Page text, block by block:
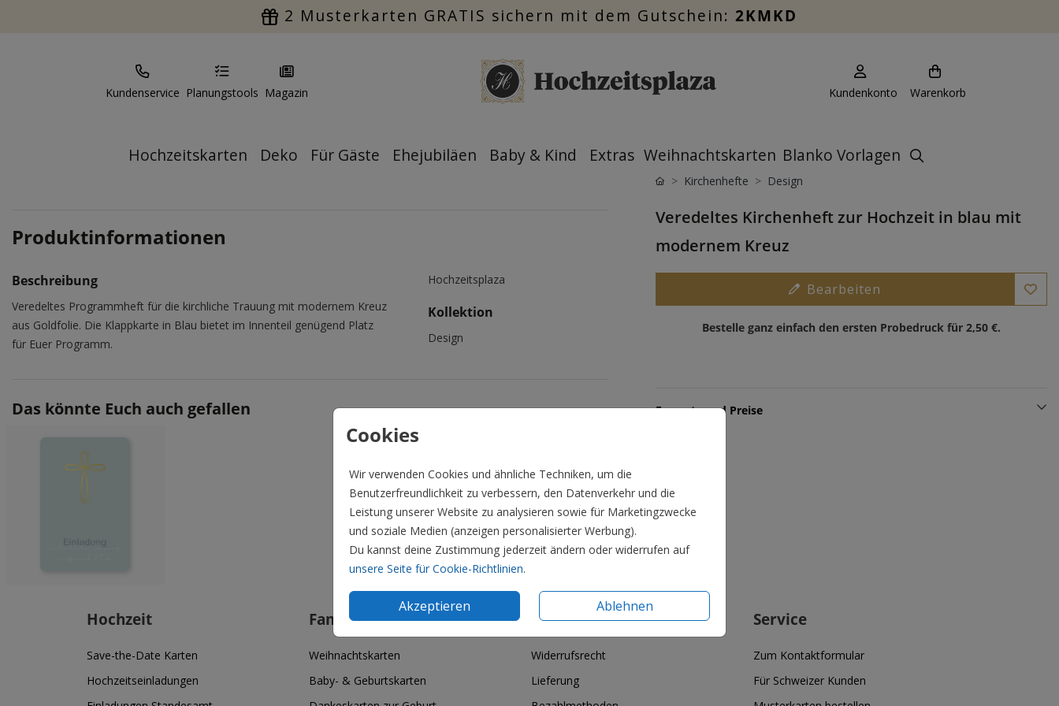
2 Musterkarten GRATIS sichern mit dem Gutschein: 2KMKD
Kundenservice Planungstools Magazin Kundenkonto Warenkorb
Hochzeitskarten Deko Für Gäste Ehejubiläen Baby & Kind Extras Weihnachtskarten Blanko Vorlagen
Cookies
Wir verwenden Cookies und ähnliche Techniken, um die
Benutzerfreundlichkeit zu verbessern, den Datenverkehr und die
Leistung unserer Website zu analysieren sowie für Marketingzwecke
und soziale Medien (anzeigen personalisierter Werbung).
Du kannst deine Zustimmung jederzeit ändern oder widerrufen auf
unsere Seite für Cookie-Richtlinien.
Akzeptieren Ablehnen
Produktinformationen
Beschreibung
Veredeltes Programmheft für die kirchliche Trauung mit modernem Kreuz
aus Goldfolie. Die Klappkarte in Blau bietet im Innenteil genügend Platz
für Euer Programm.
Hochzeitsplaza
Kollektion
Design
Das könnte Euch auch gefallen
Kirchenhefte Design
Veredeltes Kirchenheft zur Hochzeit in blau mit
modernem Kreuz
Bearbeiten
Bestelle ganz einfach den ersten Probedruck für 2,50 €.
Formate und Preise
Hochzeit
Save-the-Date Karten
Hochzeitseinladungen
Familie & Feiertage
Weihnachtskarten
Baby- & Geburtskarten
Informationen
Widerrufsrecht
Lieferung
Service
Zum Kontaktformular
Für Schweizer Kunden